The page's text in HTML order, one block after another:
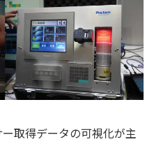
取得データの可視化が主